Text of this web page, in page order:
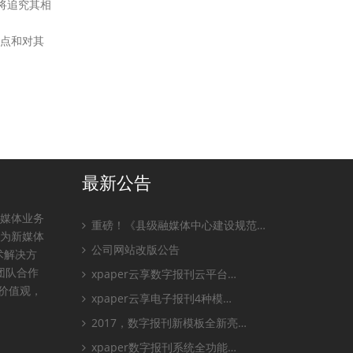
追究其相
和对其
体业务
新媒体
解决方
队合作
值观，
最新公告
重磅！《县级融媒体中心建设规范…
公司网站改版公告
xpaper云享数字报刊云平台…
xpaper云享电子报刊4种模…
2017，数字报刊新模板全新亮…
xpaper数字报刊系统全功能…